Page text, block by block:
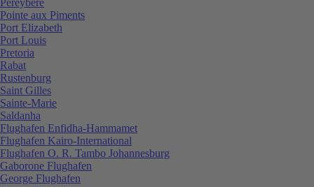
Pointe aux Piments
Port Elizabeth
Port Louis
Pretoria
Rabat
Rustenburg
Saint Gilles
Sainte-Marie
Saldanha
Flughafen Enfidha-Hammamet
Flughafen Kairo-International
Flughafen O. R. Tambo Johannesburg
Gaborone Flughafen
George Flughafen